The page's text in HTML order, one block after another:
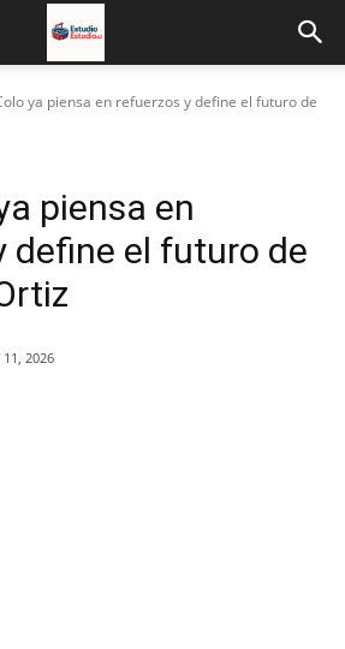
ya piensa en refuerzos y define el futuro de
piensa en
define el futuro de
2026